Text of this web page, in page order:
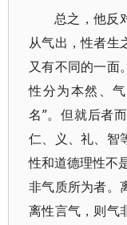
总之，他反
从气出，性者生
又有不同的一面
性分为本然、
名”。但就后者
仁、义、礼、智
性和道德理性不
非气质所为者。
离性言气，则气